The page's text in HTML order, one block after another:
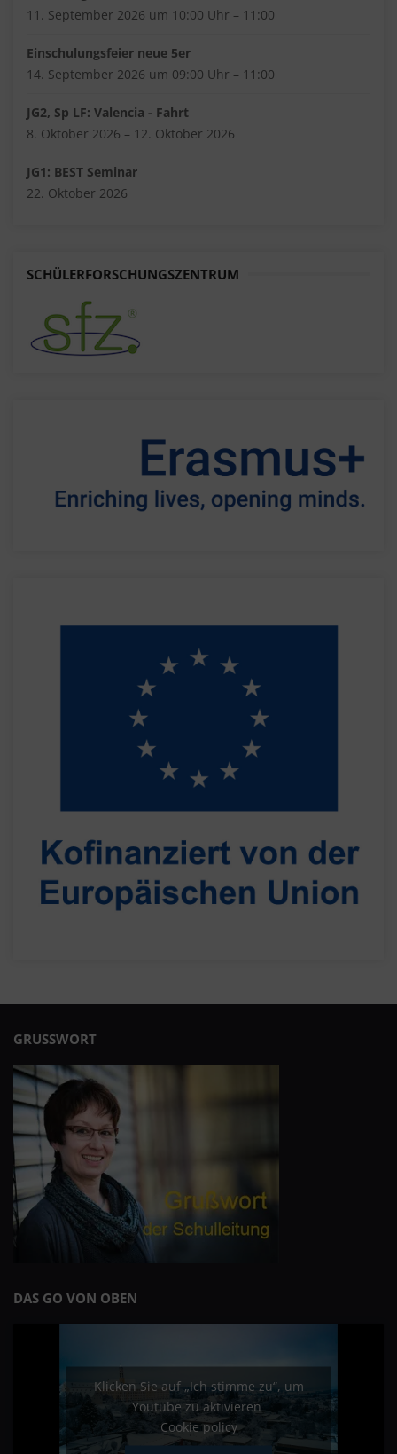
11. September 2026 um 10:00 Uhr – 11:00
Einschulungsfeier neue 5er
14. September 2026 um 09:00 Uhr – 11:00
JG2, Sp LF: Valencia - Fahrt
8. Oktober 2026 – 12. Oktober 2026
JG1: BEST Seminar
22. Oktober 2026
SCHÜLERFORSCHUNGSZENTRUM
GRUSSWORT
DAS GO VON OBEN
Klicken Sie auf „Ich stimme zu“, um
Youtube zu aktivieren
Cookie policy